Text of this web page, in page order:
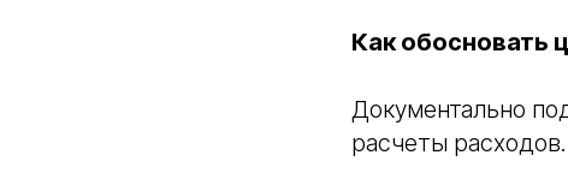
Как обосновать
Документально
расчеты расходов.